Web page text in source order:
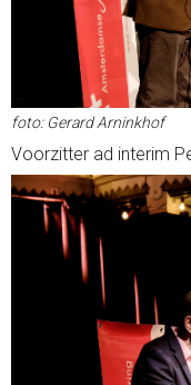
foto: Gerard Arninkhof
Voorzitter ad interim